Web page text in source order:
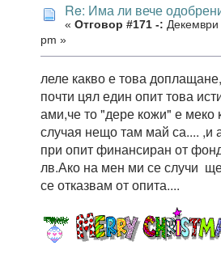
Re: Има ли вече
« Отговор #171 -:
pm »
леле какво е това
почти цял един опит това
ами,че то "дере кожи" е меко
случая нещо там май са.... ,и
при опит финансиран от
лв.Ако на мен ми се случи
се отказвам от опита....